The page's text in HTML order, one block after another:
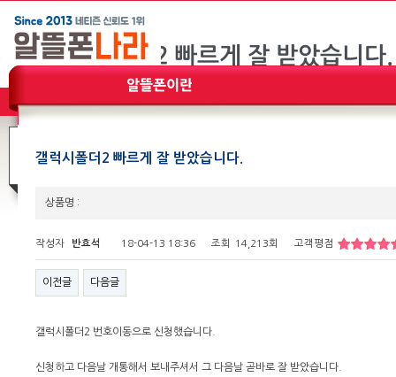
갤럭시폴더2 빠르게 잘 받았습니다.
상품명 :
작성자 반효석 18-04-13 18:36 조회 14,213회 고객평점
이전글 다음글
갤럭시폴더2 번호이동으로 신청했습니다.
신청하고 다음날 개통해서 보내주셔서 그 다음날 곧바로 잘 받았습니다.